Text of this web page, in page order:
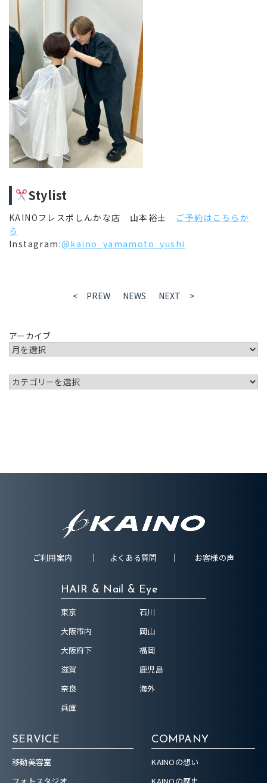
Stylist
KAINOフレスポしんかな店 山本裕士 ご予約はこちらか
ら
Instagram:@kaino_yamamoto_yushi
< PREW NEWS NEXT >
アーカイブ
ご利用案内 よくある質問 お客様の声
HAIR & Nail & Eye
東京
大阪市内
大阪府下
滋賀
奈良
兵庫
石川
岡山
福岡
鹿児島
海外
SERVICE
移動美容室
フォトスタジオ
COMPANY
KAINOの想い
KAINOの歴史